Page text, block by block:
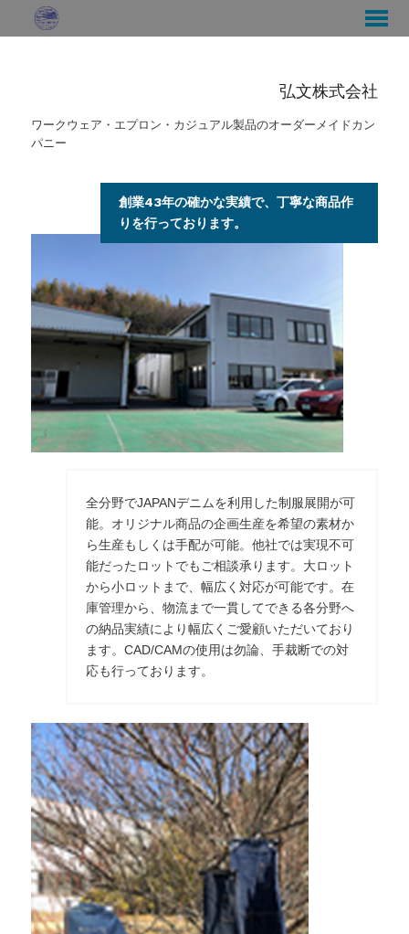
弘文株式会社
ワークウェア・エプロン・カジュアル製品のオーダーメイドカン
パニー
創業43年の確かな実績で、丁寧な商品作
りを行っております。
全分野でJAPANデニムを利用した制服展開が可
能。オリジナル商品の企画生産を希望の素材か
ら生産もしくは手配が可能。他社では実現不可
能だったロットでもご相談承ります。大ロット
から小ロットまで、幅広く対応が可能です。在
庫管理から、物流まで一貫してできる各分野へ
の納品実績により幅広くご愛顧いただいており
ます。CAD/CAMの使用は勿論、手裁断での対
応も行っております。